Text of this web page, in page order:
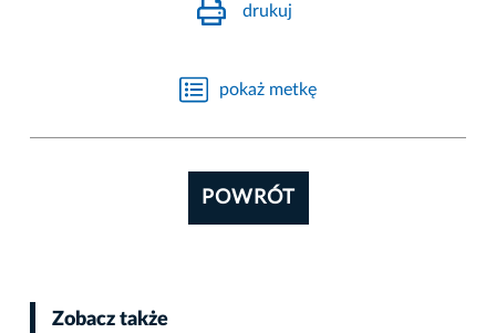
drukuj
pokaż metkę
POWRÓT
Zobacz także